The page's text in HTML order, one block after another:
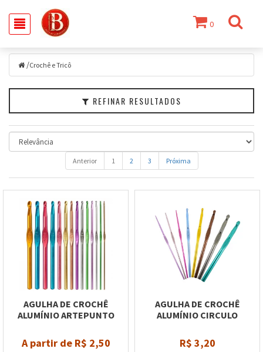
0
/Crochê e Tricô
REFINAR RESULTADOS
Filtrar
Crochê
e
Tricô
Marcas
Faixa
de
Anterior 1 2 3 Próxima
AGULHA DE CROCHÊ
ALUMÍNIO ARTEPUNTO
A partir de R$ 2,50
AGULHA DE CROCHÊ
ALUMÍNIO CIRCULO
R$ 3,20